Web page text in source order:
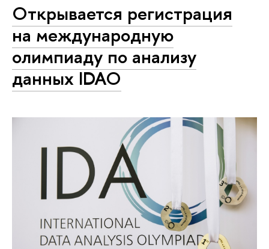
Открывается регистрация
на международную
олимпиаду по анализу
данных IDAO